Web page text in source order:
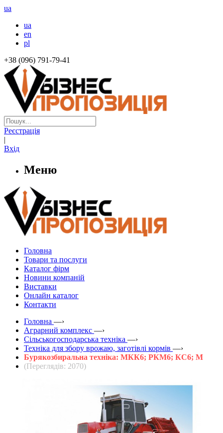
ua
ua
en
pl
+38 (096) 791-79-41
Реєстрація
|
Вхід
Меню
Головна
Товари та послуги
Каталог фірм
Новини компаній
Виставки
Онлайн каталог
Контакти
Головна —›
Аграрний комплекс —›
Сільськогосподарська техніка —›
Техніка для збору врожаю, заготівлі кормів —›
Бурякозбиральна техніка: МКК6; РКМ6; КС6; М
(Переглядів: 2070)